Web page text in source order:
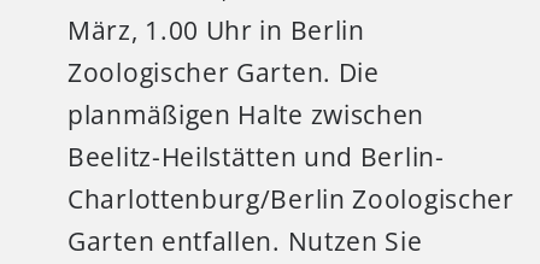
März, 1.00 Uhr in Berlin
Zoologischer Garten. Die
planmäßigen Halte zwischen
Beelitz-Heilstätten und Berlin-
Charlottenburg/Berlin Zoologischer
Garten entfallen. Nutzen Sie